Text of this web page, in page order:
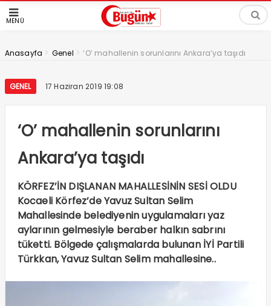
MENÜ
Anasayfa > Genel >‘O’ mahallenin sorunlarını Ankara’ya taşıdı
GENEL 17 Haziran 2019 19:08
‘O’ mahallenin sorunlarını
Ankara’ya taşıdı
KÖRFEZ’İN DIŞLANAN MAHALLESİNİN SESİ OLDU
Kocaeli Körfez’de Yavuz Sultan Selim
Mahallesinde belediyenin uygulamaları yaz
aylarının gelmesiyle beraber halkın sabrını
tüketti. Bölgede çalışmalarda bulunan İYİ Partili
Türkkan, Yavuz Sultan Selim mahallesine..